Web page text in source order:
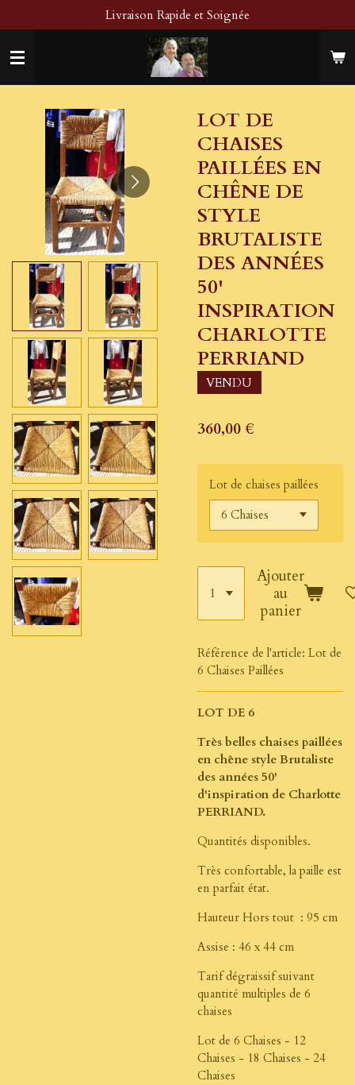
au
contenu
principal
Livraison Rapide et Soignée
LOT DE
CHAISES
PAILLÉES EN
CHÊNE DE
STYLE
BRUTALISTE
DES ANNÉES
50'
INSPIRATION
CHARLOTTE
PERRIAND
VENDU
360,00 €
Lot de chaises paillées
Ajouter
au
panier
Référence de l'article: Lot de
6 Chaises Paillées
LOT DE 6
Très belles chaises paillées
en chêne style Brutaliste
des années 50'
d'inspiration de Charlotte
PERRIAND.
Quantités disponibles.
Très confortable, la paille est
en parfait état.
Hauteur Hors tout : 95 cm
Assise : 46 x 44 cm
Tarif dégraissif suivant
quantité multiples de 6
chaises
Lot de 6 Chaises - 12
Chaises - 18 Chaises - 24
Chaises